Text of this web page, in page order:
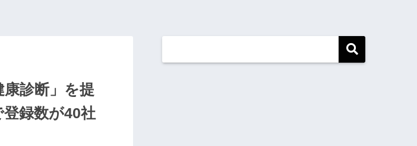
診断」を提
録数が40社